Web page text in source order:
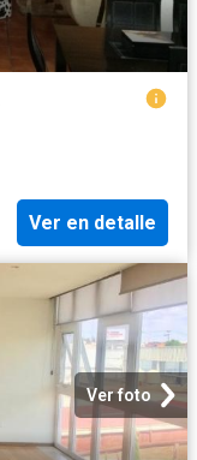
Ver en detalle
Ver foto